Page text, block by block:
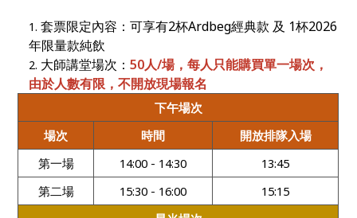
套票限定內容：可享有2杯Ardbeg經典款 及 1杯2026
年限量款純飲
大師講堂場次：50人/場，每人只能購買單一場次，
由於人數有限，不開放現場報名
下午場次
場次
時間
開放排隊入場
第一場
14:00 - 14:30
13:45
第二場
15:30 - 16:00
15:15